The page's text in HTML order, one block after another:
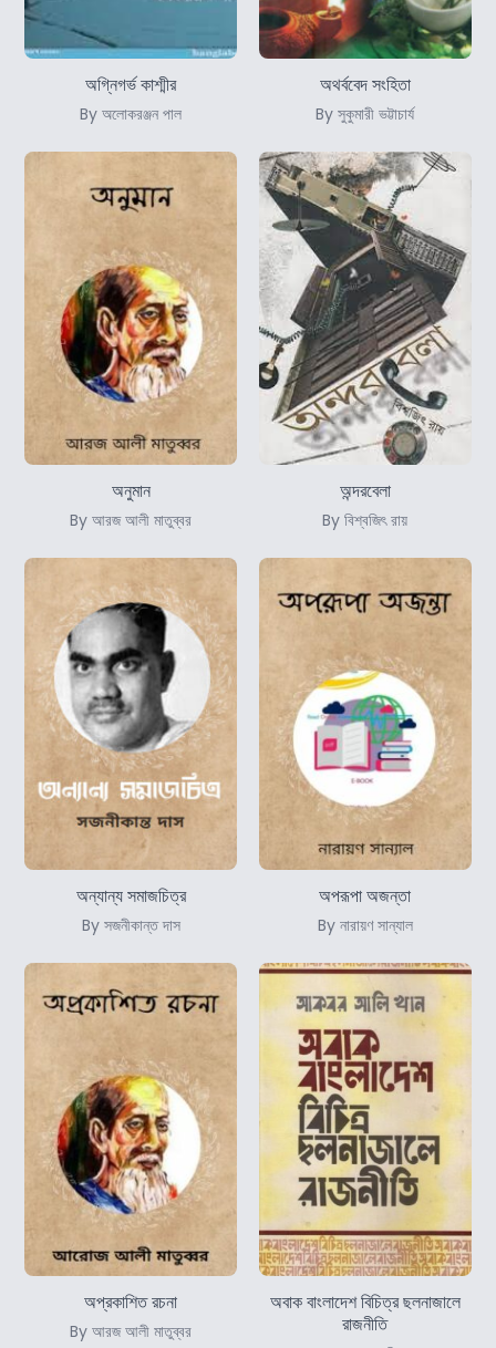
অগ্নিগর্ভ কাশ্মীর
By অলোকরঞ্জন পাল
অথর্ববেদ সংহিতা
By সুকুমারী ভট্টাচার্য
অনুমান
By আরজ আলী মাতুব্বর
অন্দরবেলা
By বিশ্বজিৎ রায়
অন্যান্য সমাজচিত্র
By সজনীকান্ত দাস
অপরূপা অজন্তা
By নারায়ণ সান্যাল
অপ্রকাশিত রচনা
By আরজ আলী মাতুব্বর
অবাক বাংলাদেশ বিচিত্র ছলনাজালে
রাজনীতি